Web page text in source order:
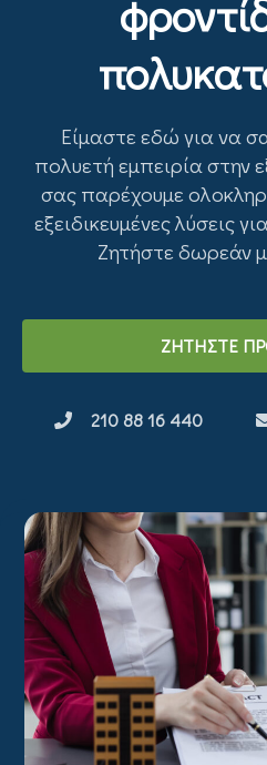
Είμαστε εδώ για να
πολυετή εμπειρία στην
σας παρέχουμε
εξειδικευμένες λύσεις
Ζητήστε δωρεάν
ΖΗΤΗΣΤΕ
210 88 16 440